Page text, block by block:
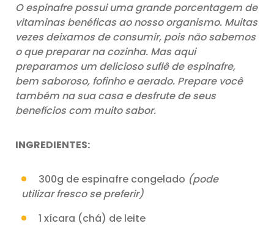
O espinafre possui uma grande porcentagem de
vitaminas benéficas ao nosso organismo. Muitas
vezes deixamos de consumir, pois não sabemos
o que preparar na cozinha. Mas aqui
preparamos um delicioso suflê de espinafre,
bem saboroso, fofinho e aerado. Prepare você
também na sua casa e desfrute de seus
benefícios com muito sabor.
INGREDIENTES:
300g de espinafre congelado (pode
utilizar fresco se preferir)
1 xícara (chá) de leite